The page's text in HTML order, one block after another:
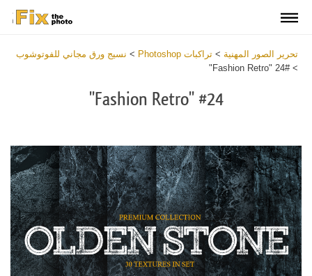
تحرير الصور المهنية > تراكبات Photoshop > نسيج ورق مجاني للفوتوشوب
>
#24 "Fashion Retro"
#24 "Fashion Retro"
Download
Free
Overlay